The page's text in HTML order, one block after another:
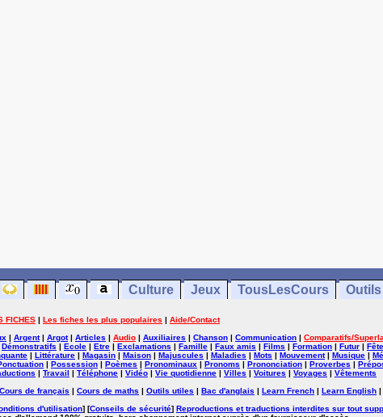
Culture Jeux TousLesCours Outils
FICHES | Les fiches les plus populaires | Aide/Contact
| Argent| Argot| Articles | Audio | Auxiliaires | Chanson | Communication | Comparatifs/
Démonstratifs | Ecole | Etre | Exclamations | Famille | Faux amis | Films | Formation | Futur |
| Littérature | Magasin | Maison | Majuscules | Maladies | Mots | Mouvement| Musique |
| Possession | Poèmes | Pronominaux | Pronoms | Prononciation | Proverbes |
| Travail | Téléphone | Vidéo | Vie quotidienne | Villes | Voitures | Voyages | Vêtements
Cours de français | Cours de maths | Outils utiles | Bac d'anglais | Learn French | Learn English |
d'utilisation] [Conseils de sécurité] Reproductions et traductions interdites sur tout